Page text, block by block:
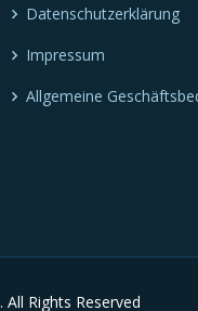
Datenschutzerklärung
Impressum
Allgemeine
. All Rights Reserved